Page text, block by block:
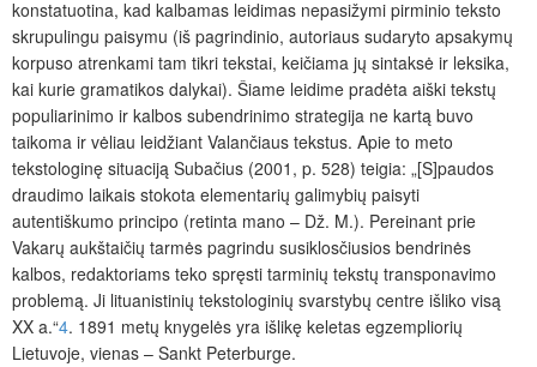
konstatuotina, kad kalbamas leidimas nepasižymi pirminio teksto
skrupulingu paisymu (iš pagrindinio, autoriaus sudaryto apsakymų
korpuso atrenkami tam tikri tekstai, keičiama jų sintaksė ir leksika,
kai kurie gramatikos dalykai). Šiame leidime pradėta aiški tekstų
populiarinimo ir kalbos subendrinimo strategija ne kartą buvo
taikoma ir vėliau leidžiant Valančiaus tekstus. Apie to meto
tekstologinę situaciją Subačius (2001, p. 528) teigia: „[S]paudos
draudimo laikais stokota elementarių galimybių paisyti
autentiškumo principo (retinta mano – Dž. M.). Pereinant prie
Vakarų aukštaičių tarmės pagrindu susiklosčiusios bendrinės
kalbos, redaktoriams teko spręsti tarminių tekstų transponavimo
problemą. Ji lituanistinių tekstologinių svarstybų centre išliko visą
XX a.“4. 1891 metų knygelės yra išlikę keletas egzempliorių
Lietuvoje, vienas – Sankt Peterburge.